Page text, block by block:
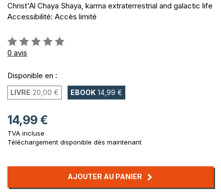
Christ'Al Chaya Shaya, karma extraterrestrial and galactic life
Accessibilité: Accès limité
Évaluation:
0%
0 avis
Disponible en :
LIVRE 20,00 € EBOOK 14,99 €
14,99 €
TVA incluse
Téléchargement disponible dès maintenant
AJOUTER AU PANIER